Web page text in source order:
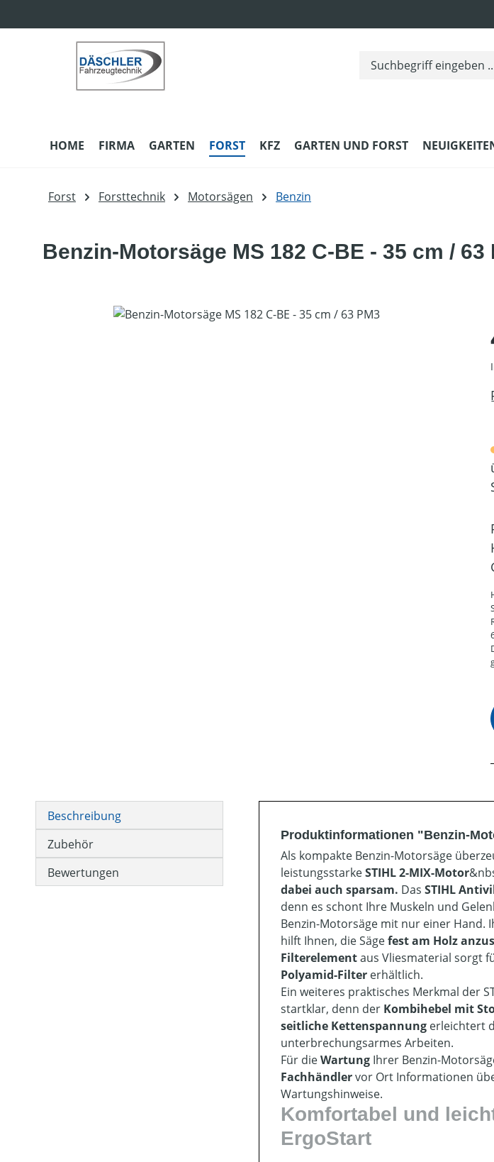
HOME FIRMA GARTEN FORST KFZ GARTEN UND FORST
Forst Forsttechnik Motorsägen Benzin
Benzin-Motorsäge MS 182 C-BE - 35 cm / 63
Bildergalerie überspringen
Beschreibung
Zubehör
Bewertungen
Produktinformationen "Benzin-
Als kompakte Benzin-Motorsäge
leistungsstarkeSTIHL 2-MIX-Motor
dabei auch sparsam. Das STIHL
denn es schont Ihre Muskeln und
Benzin-Motorsäge mit nur einer Hand.
hilft Ihnen, die Sägefest am Holz
Filterelementaus Vliesmaterial sorgt
Polyamid-Filter erhältlich.
Ein weiteres praktisches Merkmal der
startklar, denn der Kombihebel mit
seitliche Kettenspannung erleichtert
unterbrechungsarmes Arbeiten.
Für dieWartung Ihrer Benzin-
Fachhändlervor Ort Informationen
Wartungshinweise.
Komfortabel und
ErgoStart